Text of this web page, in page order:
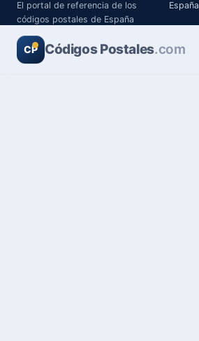
El portal de referencia de los
códigos postales de España
España
CP Códigos Postales.com